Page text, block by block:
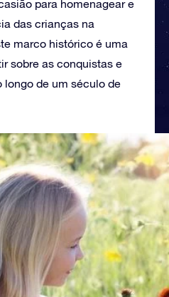
para homenagear e
das crianças na
marco histórico é uma
sobre as conquistas e
longo de um século de